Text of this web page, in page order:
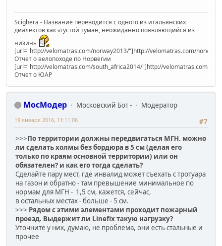
Scighera - Название переводится с одного из итальянских
диалектов как «густой туман, неожиданно появляющийся из
низин»
[url="http://velomatras.com/norway2013/"]http://velomatras.com/
Отчет о велопоходе по Норвегии
[url="http://velomatras.com/south_africa2014/"]http://velomatras.com/
Отчет о ЮАР
МосМодер Московский Бот -
Модератор
#7
19 января 2016, 11:11:06
>>>По территории должны передвигаться МГН. можно
ли сделать холмы без бордюра в 5 см (делая его
только по краям основной территории) или он
обязателен? и как его тогда сделать?
Сделайте пару мест, где инвалид может съехать с тротуара
на газон и обратно - там превышение минимальное по
нормам для МГН - 1,5 см, кажется, сейчас,
в остальных местах - больше - 5 см.
>>> Рядом с этими элементами проходит пожарный
проезд. Выдержит ли Linefix такую нагрузку?
Уточните у них, думаю, не проблема, они есть стальные и
прочее